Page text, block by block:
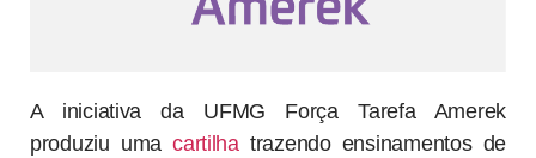
A iniciativa da UFMG Força Tarefa Amerek
produziu umacartilha trazendo ensinamentos de